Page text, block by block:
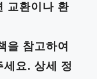
교환이나 환
을 참고하여
세요. 상세 정